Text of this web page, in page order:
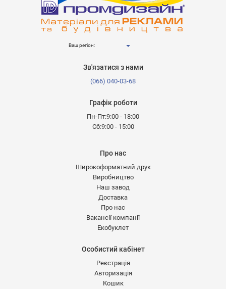
Ваш регіон:
Зв'язатися з нами
(066) 040-03-68
Графік роботи
Пн-Пт:9:00 - 18:00
Сб:9:00 - 15:00
Про нас
Широкоформатний друк
Виробництво
Наш завод
Доставка
Про нас
Вакансії компанії
Екобуклет
Особистий кабінет
Реєстрація
Авторизація
Кошик